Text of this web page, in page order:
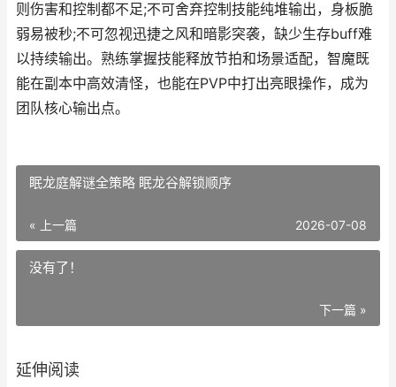
则伤害和控制都不足;不可舍弃控制技能纯堆输出，身板脆
弱易被秒;不可忽视迅捷之风和暗影突袭，缺少生存buff难
以持续输出。熟练掌握技能释放节拍和场景适配，智魔既
能在副本中高效清怪，也能在PVP中打出亮眼操作，成为
团队核心输出点。
眠龙庭解谜全策略 眠龙谷解锁顺序
« 上一篇 2026-07-08
没有了！
下一篇 »
延伸阅读